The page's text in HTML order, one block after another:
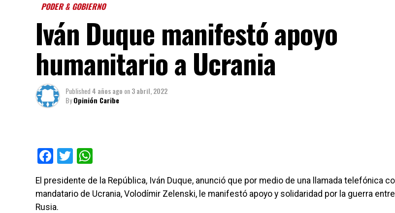
PODER & GOBIERNO
Iván Duque manifestó apoyo
humanitario a Ucrania
Published4 años ago on3 abril, 2022
ByOpinión Caribe
Facebook
Twitter
El presidente de la República, Iván Duque, anunció que por medio de una llamada telefónica
mandatario de Ucrania, Volodímir Zelenski, le manifestó apoyo y solidaridad por la guerra
Rusia.